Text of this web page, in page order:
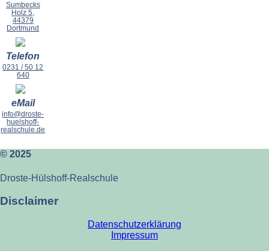
Sumbecks
Holz 5,
44379
Dortmund
Telefon
0231 / 50 12
640
eMail
info@droste-
huelshoff-
realschule.de
© 2025
Droste-Hülshoff-Realschule
Disclaimer
Datenschutzerklärung
Impressum